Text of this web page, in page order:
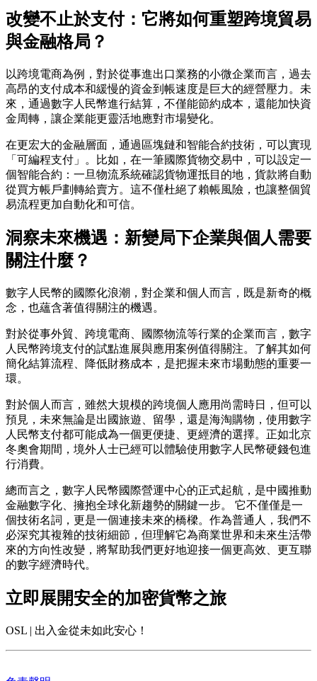
改變不止於支付：它將如何重塑跨境貿易
與金融格局？
以跨境電商為例，對於從事進出口業務的小微企業而言，過去
高昂的支付成本和緩慢的資金到帳速度是巨大的經營壓力。未
來，通過數字人民幣進行結算，不僅能節約成本，還能加快資
金周轉，讓企業能更靈活地應對市場變化。
在更宏大的金融層面，通過區塊鏈和智能合約技術，可以實現
「可編程支付」。比如，在一筆國際貨物交易中，可以設定一
個智能合約：一旦物流系統確認貨物運抵目的地，貨款將自動
從買方帳戶劃轉給賣方。這不僅杜絕了賴帳風險，也讓整個貿
易流程更加自動化和可信。
洞察未來機遇：新變局下企業與個人需要
關注什麼？
數字人民幣的國際化浪潮，對企業和個人而言，既是新奇的概
念，也蘊含著值得關注的機遇。
對於從事外貿、跨境電商、國際物流等行業的企業而言，數字
人民幣跨境支付的試點進展與應用案例值得關注。了解其如何
簡化結算流程、降低財務成本，是把握未來市場動態的重要一
環。
對於個人而言，雖然大規模的跨境個人應用尚需時日，但可以
預見，未來無論是出國旅遊、留學，還是海淘購物，使用數字
人民幣支付都可能成為一個更便捷、更經濟的選擇。正如北京
冬奧會期間，境外人士已經可以體驗使用數字人民幣硬錢包進
行消費。
總而言之，數字人民幣國際營運中心的正式起航，是中國推動
金融數字化、擁抱全球化新趨勢的關鍵一步。 它不僅僅是一
個技術名詞，更是一個連接未來的橋樑。作為普通人，我們不
必深究其複雜的技術細節，但理解它為商業世界和未來生活帶
來的方向性改變，將幫助我們更好地迎接一個更高效、更互聯
的數字經濟時代。
立即展開安全的加密貨幣之旅
OSL | 出入金從未如此安心！